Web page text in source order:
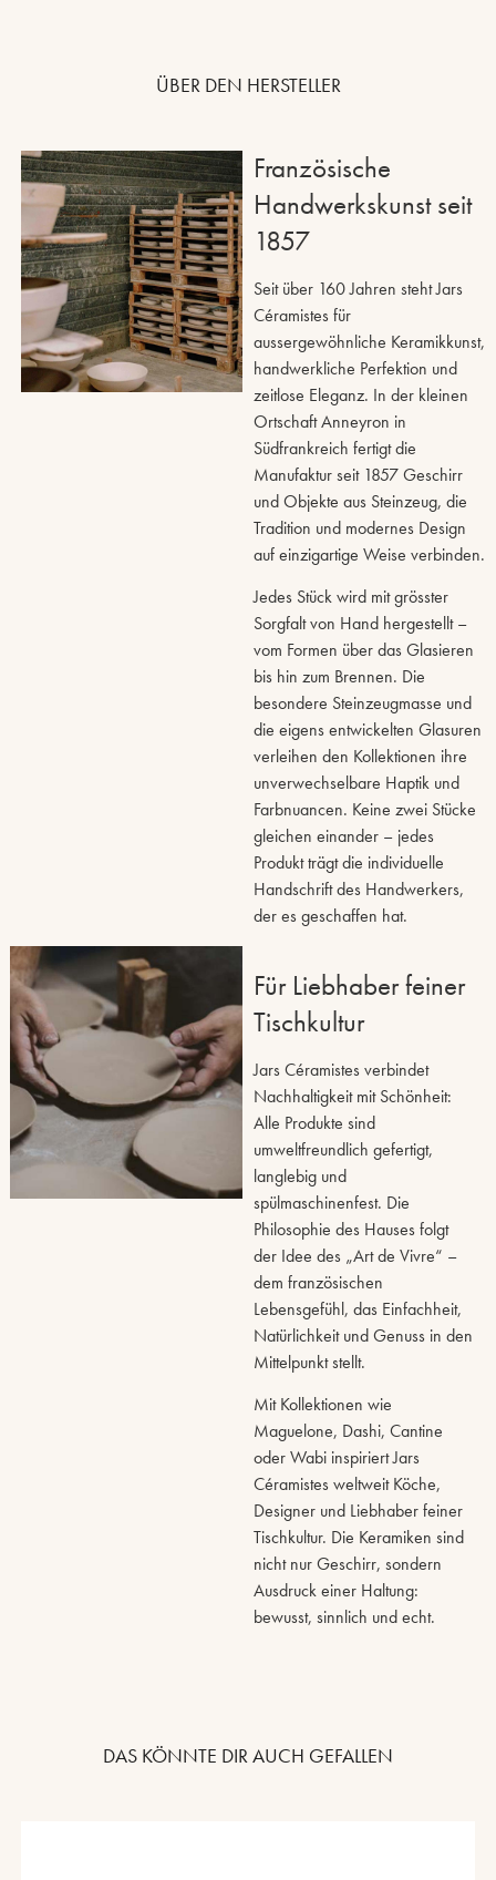
ÜBER DEN HERSTELLER
Französische
Handwerkskunst seit
1857
Seit über 160 Jahren steht Jars
Céramistes für
aussergewöhnliche Keramikkunst,
handwerkliche Perfektion und
zeitlose Eleganz. In der kleinen
Ortschaft Anneyron in
Südfrankreich fertigt die
Manufaktur seit 1857 Geschirr
und Objekte aus Steinzeug, die
Tradition und modernes Design
auf einzigartige Weise verbinden.
Jedes Stück wird mit grösster
Sorgfalt von Hand hergestellt –
vom Formen über das Glasieren
bis hin zum Brennen. Die
besondere Steinzeugmasse und
die eigens entwickelten Glasuren
verleihen den Kollektionen ihre
unverwechselbare Haptik und
Farbnuancen. Keine zwei Stücke
gleichen einander – jedes
Produkt trägt die individuelle
Handschrift des Handwerkers,
der es geschaffen hat.
Für Liebhaber feiner
Tischkultur
Jars Céramistes verbindet
Nachhaltigkeit mit Schönheit:
Alle Produkte sind
umweltfreundlich gefertigt,
langlebig und
spülmaschinenfest. Die
Philosophie des Hauses folgt
der Idee des „Art de Vivre“ –
dem französischen
Lebensgefühl, das Einfachheit,
Natürlichkeit und Genuss in den
Mittelpunkt stellt.
Mit Kollektionen wie
Maguelone, Dashi, Cantine
oder Wabi inspiriert Jars
Céramistes weltweit Köche,
Designer und Liebhaber feiner
Tischkultur. Die Keramiken sind
nicht nur Geschirr, sondern
Ausdruck einer Haltung:
bewusst, sinnlich und echt.
DAS KÖNNTE DIR AUCH GEFALLEN